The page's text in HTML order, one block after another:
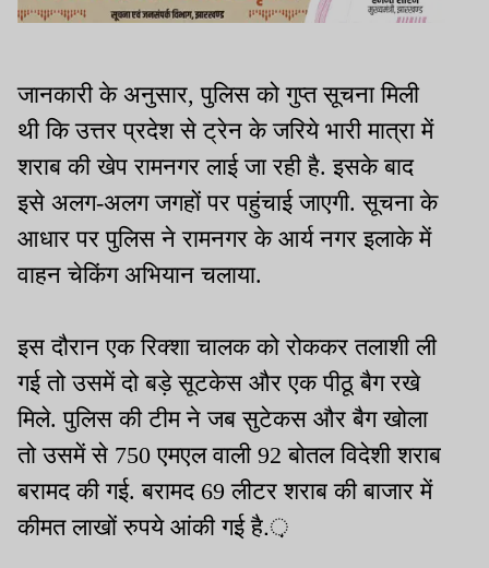
जानकारी के अनुसार, पुलिस को गुप्त सूचना मिली
थी कि उत्तर प्रदेश से ट्रेन के जरिये भारी मात्रा में
शराब की खेप रामनगर लाई जा रही है. इसके बाद
इसे अलग-अलग जगहों पर पहुंचाई जाएगी. सूचना के
आधार पर पुलिस ने रामनगर के आर्य नगर इलाके में
वाहन चेकिंग अभियान चलाया.
इस दौरान एक रिक्शा चालक को रोककर तलाशी ली
गई तो उसमें दो बड़े सूटकेस और एक पीठू बैग रखे
मिले. पुलिस की टीम ने जब सुटेकस और बैग खोला
तो उसमें से 750 एमएल वाली 92 बोतल विदेशी शराब
बरामद की गई. बरामद 69 लीटर शराब की बाजार में
कीमत लाखों रुपये आंकी गई है.़